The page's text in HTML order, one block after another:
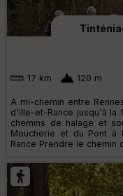
17 km 120 m
A mi-chemin entre
d'ille-et-Rance jusqu'à la
chemins de halage et
Moucherie et du Pont à
Rance Prendre le chemin